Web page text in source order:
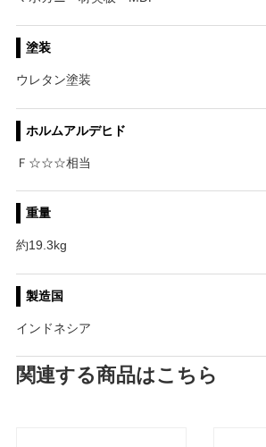
塗装
ウレタン塗装
ホルムアルデヒド
Ｆ☆☆☆相当
重量
約19.3kg
製造国
インドネシア
関連する商品はこちら